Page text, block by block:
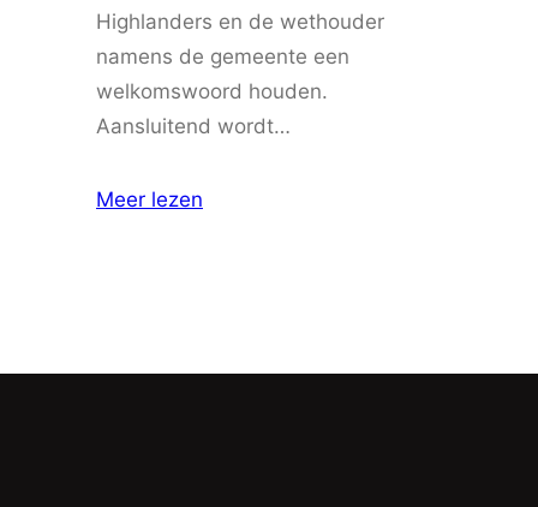
Highlanders en de wethouder
namens de gemeente een
welkomswoord houden.
Aansluitend wordt…
Meer lezen